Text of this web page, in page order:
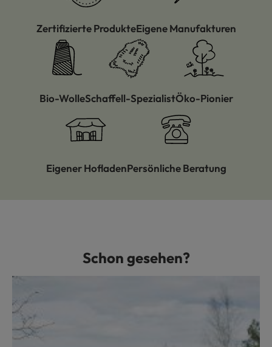
Zertifizierte ProdukteEigene Manufakturen
Bio-WolleSchaffell-SpezialistÖko-Pionier
Eigener HofladenPersönliche Beratung
Produktgalerie überspringenSchon gesehen?